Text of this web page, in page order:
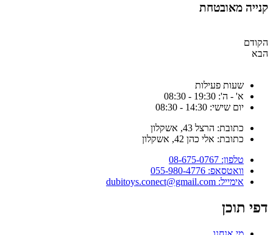
קנייה מאובטחת
הקודם
הבא
שעות פעילות
א' - ה': 19:30 - 08:30
יום שישי: 14:30 - 08:30
כתובת: הרצל 43, אשקלון
כתובת: אלי כהן 42, אשקלון
טלפון: 08-675-0767
וואטסאפ: 055-980-4776
אימייל: dubitoys.conect@gmail.com
דפי תוכן